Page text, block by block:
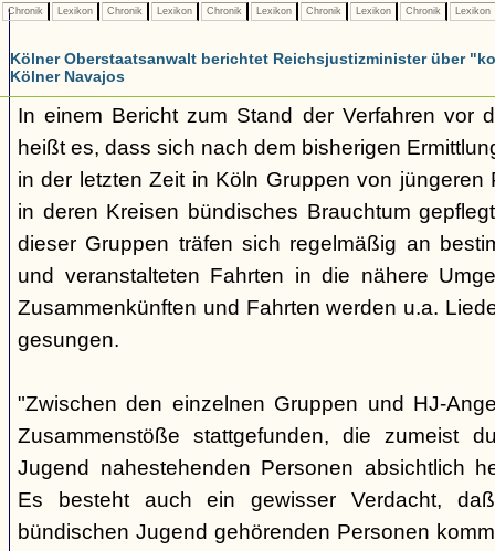
Chronik Lexikon Chronik Lexikon Chronik Lexikon Chronik Lexikon Chronik Lexikon
Kölner Oberstaatsanwalt berichtet Reichsjustizminister über
Kölner Navajos
In einem Bericht zum Stand der Verfahren vor
heißt es, dass sich nach dem bisherigen
in der letzten Zeit in Köln Gruppen von jüngeren
in deren Kreisen bündisches Brauchtum
dieser Gruppen träfen sich regelmäßig an
und veranstalteten Fahrten in die nähere
Zusammenkünften und Fahrten werden u.a.
gesungen.
"Zwischen den einzelnen Gruppen und HJ-
Zusammenstöße stattgefunden, die zumeist
Jugend nahestehenden Personen absichtlich
Es besteht auch ein gewisser Verdacht,
bündischen Jugend gehörenden Personen